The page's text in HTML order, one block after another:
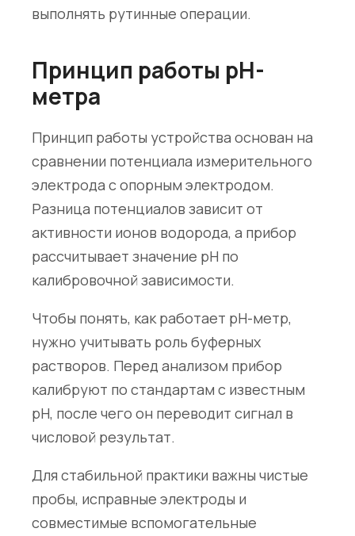
выполнять рутинные операции.
Принцип работы pH-
метра
Принцип работы устройства основан на
сравнении потенциала измерительного
электрода с опорным электродом.
Разница потенциалов зависит от
активности ионов водорода, а прибор
рассчитывает значение pH по
калибровочной зависимости.
Чтобы понять, как работает pH-метр,
нужно учитывать роль буферных
растворов. Перед анализом прибор
калибруют по стандартам с известным
pH, после чего он переводит сигнал в
числовой результат.
Для стабильной практики важны чистые
пробы, исправные электроды и
совместимые вспомогательные